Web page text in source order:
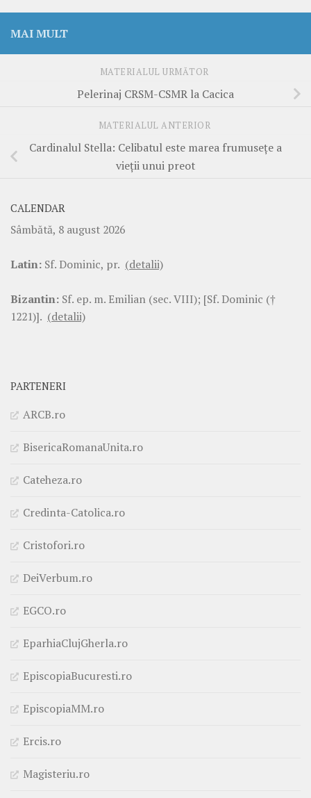
MAI MULT
MATERIALUL URMĂTOR
Pelerinaj CRSM-CSMR la Cacica
MATERIALUL ANTERIOR
Cardinalul Stella: Celibatul este marea frumusețe a
vieții unui preot
CALENDAR
Sâmbătă, 8 august 2026
Latin: Sf. Dominic, pr. (detalii)
Bizantin: Sf. ep. m. Emilian (sec. VIII); [Sf. Dominic (†
1221)]. (detalii)
PARTENERI
ARCB.ro
BisericaRomanaUnita.ro
Cateheza.ro
Credinta-Catolica.ro
Cristofori.ro
DeiVerbum.ro
EGCO.ro
EparhiaClujGherla.ro
EpiscopiaBucuresti.ro
EpiscopiaMM.ro
Ercis.ro
Magisteriu.ro